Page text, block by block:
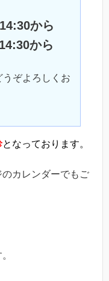
から
から
ぞよろしくお
となっております。
カレンダーでもご